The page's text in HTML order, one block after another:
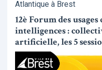
Atlantique à Brest
12è Forum des
intelligences :
artificielle, les 5